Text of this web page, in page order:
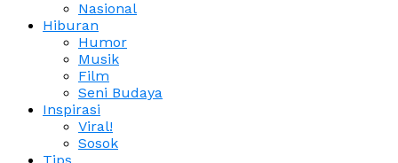
Nasional
Hiburan
Humor
Musik
Film
Seni Budaya
Inspirasi
Viral!
Sosok